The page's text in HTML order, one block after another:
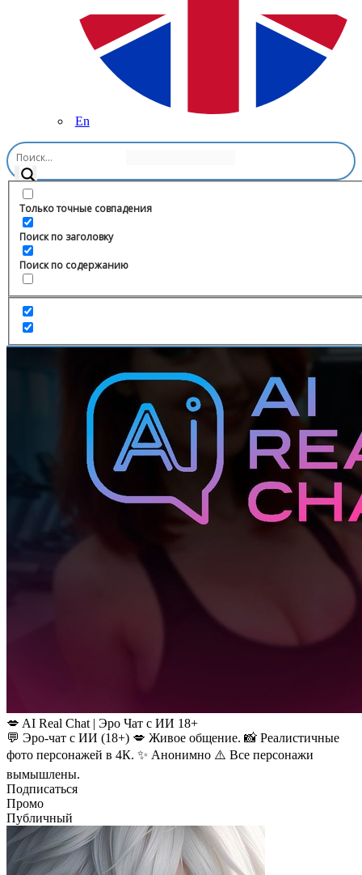
En
Только точные совпадения
Поиск по заголовку
Поиск по содержанию
Главная
💋 AI Real Chat | Эро Чат с ИИ 18+
💬 Эро-чат с ИИ (18+) 💋 Живое общение. 📸 Реалистичные
фото персонажей в 4К. ✨ Анонимно ⚠️ Все персонажи
вымышлены.
Подписаться
Промо
Публичный